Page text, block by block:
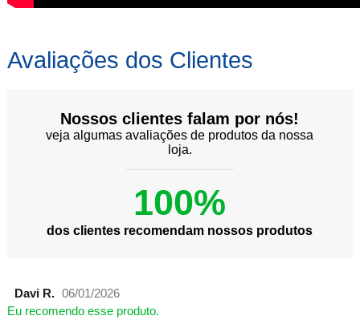
Avaliações dos Clientes
Nossos clientes falam por nós!
veja algumas avaliações de produtos da nossa
loja.
100%
dos clientes recomendam nossos produtos
Davi R. 06/01/2026
Eu recomendo esse produto.